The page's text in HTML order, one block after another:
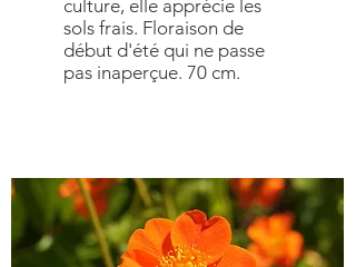
culture, elle apprécie les
sols frais. Floraison de
début d'été qui ne passe
pas inaperçue. 70 cm.